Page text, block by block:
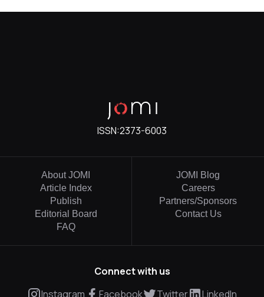
ISSN:2373-6003
About JOMI
Article Index
Publish
Editorial Board
FAQ
JOMI Blog
Careers
Partners/Sponsors
Contact Us
Connect with us
Instagram
Facebook Twitter LinkedIn